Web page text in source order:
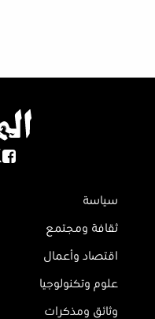
سياسة
ثقافة ومجتمع
اقتصاد وأعمال
علوم وتكنولوجيا
وثائق ومذكرات